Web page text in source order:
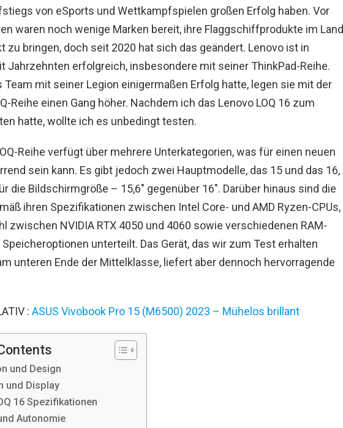
von eSports und Wettkampfspielen großen Erfolg haben. Vor
waren noch wenige Marken bereit, ihre Flaggschiffprodukte im Land
zu bringen, doch seit 2020 hat sich das geändert. Lenovo ist in
Jahrzehnten erfolgreich, insbesondere mit seiner ThinkPad-Reihe.
Team mit seiner Legion einigermaßen Erfolg hatte, legen sie mit der
Reihe einen Gang höher. Nachdem ich das Lenovo LOQ 16 zum
hatte, wollte ich es unbedingt testen.
Reihe verfügt über mehrere Unterkategorien, was für einen neuen
sein kann. Es gibt jedoch zwei Hauptmodelle, das 15 und das 16,
die Bildschirmgröße – 15,6″ gegenüber 16″. Darüber hinaus sind die
ihren Spezifikationen zwischen Intel Core- und AMD Ryzen-CPUs,
zwischen NVIDIA RTX 4050 und 4060 sowie verschiedenen RAM-
unterteilt. Das Gerät, das wir zum Test erhalten
unteren Ende der Mittelklasse, liefert aber dennoch hervorragende
: ASUS Vivobook Pro 15 (M6500) 2023 – Mühelos brillant
und Design
und Display
16 Spezifikationen
Autonomie